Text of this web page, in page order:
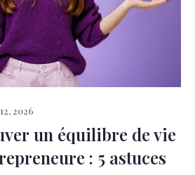
2026
un équilibre de vie
: 5 astuces